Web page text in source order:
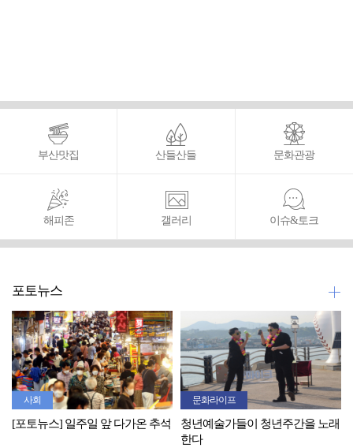
부산맛집 산들산들 문화관광
해피존 갤러리 이슈&토크
포토뉴스
사회
[포토뉴스] 일주일 앞 다가온 추석
문화라이프
청년예술가들이 청년주간을 노래
한다